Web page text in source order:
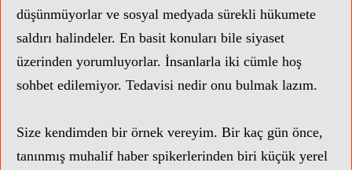
düşünmüyorlar ve sosyal medyada sürekli hükumete
saldırı halindeler. En basit konuları bile siyaset
üzerinden yorumluyorlar. İnsanlarla iki cümle hoş
sohbet edilemiyor. Tedavisi nedir onu bulmak lazım.
Size kendimden bir örnek vereyim. Bir kaç gün önce,
tanınmış muhalif haber spikerlerinden biri küçük yerel